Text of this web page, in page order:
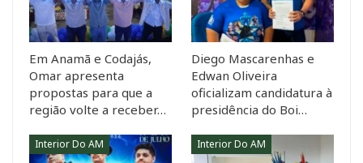
Em Anamã e Codajás,
Omar apresenta
propostas para que a
região volte a receber…
Diego Mascarenhas e
Edwan Oliveira
oficializam candidatura à
presidência do Boi…
Interior Do AM Interior Do AM